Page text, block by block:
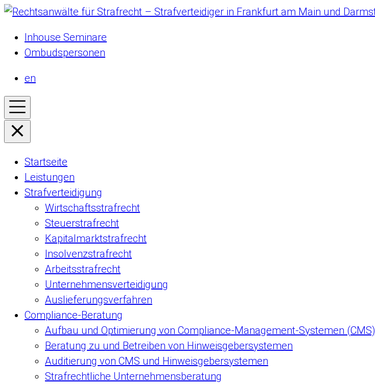
Inhouse Seminare
Ombudspersonen
en
Startseite
Leistungen
Strafverteidigung
Wirtschaftsstrafrecht
Steuerstrafrecht
Kapitalmarktstrafrecht
Insolvenzstrafrecht
Arbeitsstrafrecht
Unternehmensverteidigung
Auslieferungsverfahren
Compliance-Beratung
Aufbau und Optimierung von Compliance-Management-Systemen (CMS)
Beratung zu und Betreiben von Hinweisgebersystemen
Auditierung von CMS und Hinweisgebersystemen
Strafrechtliche Unternehmensberatung